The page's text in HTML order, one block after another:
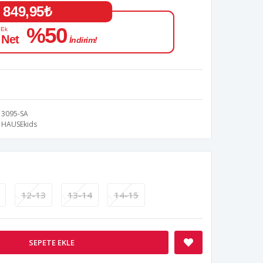
849,95₺
%50 İndirim!
3095-SA
HAUSEkids
12-13 13-14 14-15
SEPETE EKLE